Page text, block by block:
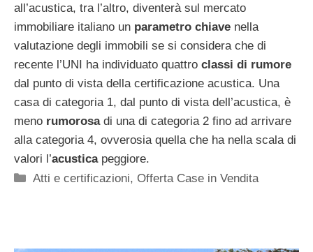
all’acustica, tra l’altro, diventerà sul mercato
immobiliare italiano un parametro chiave nella
valutazione degli immobili se si considera che di
recente l’UNI ha individuato quattro classi di rumore
dal punto di vista della certificazione acustica. Una
casa di categoria 1, dal punto di vista dell’acustica, è
meno rumorosadi una di categoria 2 fino ad arrivare
alla categoria 4, ovverosia quella che ha nella scala di
valori l’acusticapeggiore.
Categorie
Atti e certificazioni,Offerta Case in Vendita